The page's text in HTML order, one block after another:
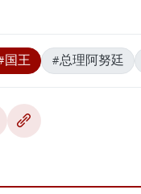
国王 #总理阿努廷